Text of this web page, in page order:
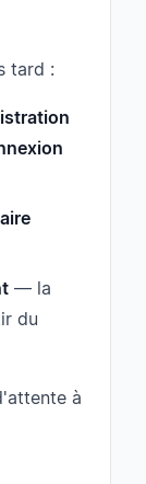
tard :
— la
du
à